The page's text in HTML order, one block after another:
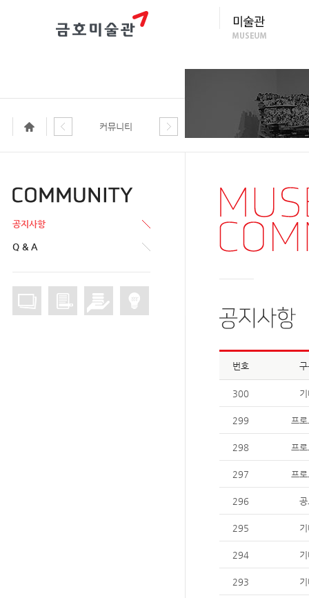
커뮤니티
공지사항
Q & A
번호
300
299 프
298 프
297 프
296
295
294
293